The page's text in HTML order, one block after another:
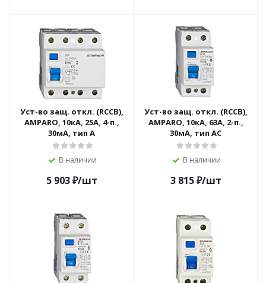
Уст-во защ. откл. (RCCB),
AMPARO, 10кА, 25А, 4-п.,
30мА, тип A
В наличии
5 903₽/шт
Уст-во защ. откл. (RCCB),
AMPARO, 10кА, 63А, 2-п.,
30мА, тип АС
В наличии
3 815₽/шт